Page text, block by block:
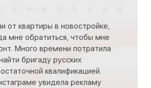
от квартиры в новостройке,
мне обратиться, чтобы мне
Много времени потратила
бригаду русских
квалификацией.
увидела рекламу